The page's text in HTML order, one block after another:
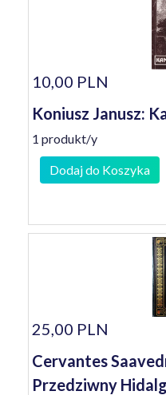
10,00 PLN
Koniusz Janusz:
1 produkt/y
Dodaj do Koszyka
25,00 PLN
Cervantes
Przedziwny